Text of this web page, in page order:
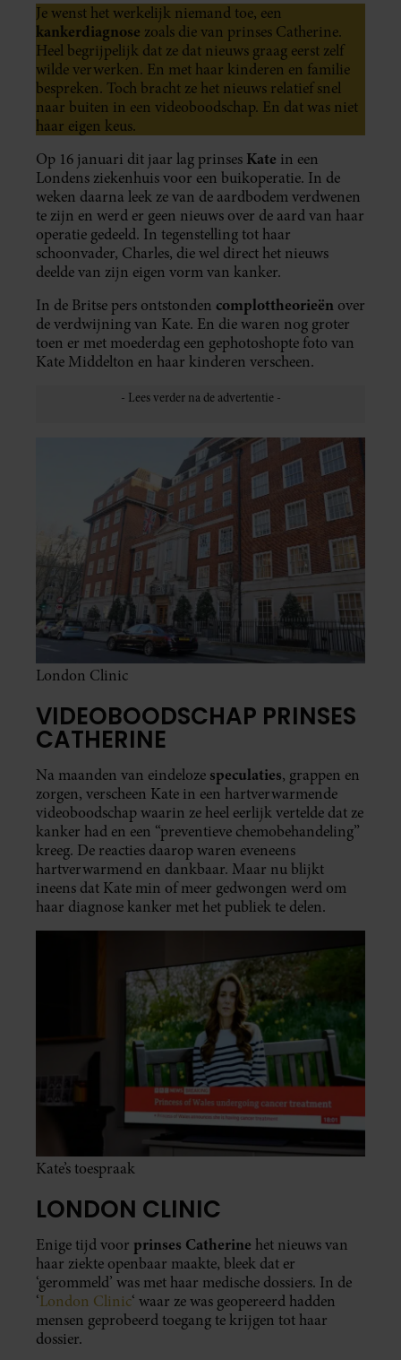
Je wenst het werkelijk niemand toe, een
kankerdiagnose zoals die van prinses Catherine.
Heel begrijpelijk dat ze dat nieuws graag eerst zelf
wilde verwerken. En met haar kinderen en familie
bespreken. Toch bracht ze het nieuws relatief snel
naar buiten in een videoboodschap. En dat was niet
haar eigen keus.
Op 16 januari dit jaar lag prinses Kate in een
Londens ziekenhuis voor een buikoperatie. In de
weken daarna leek ze van de aardbodem verdwenen
te zijn en werd er geen nieuws over de aard van haar
operatie gedeeld. In tegenstelling tot haar
schoonvader, Charles, die wel direct het nieuws
deelde van zijn eigen vorm van kanker.
In de Britse pers ontstonden complottheorieën over
de verdwijning van Kate. En die waren nog groter
toen er met moederdag een gephotoshopte foto van
Kate Middelton en haar kinderen verscheen.
London Clinic
VIDEOBOODSCHAP PRINSES
CATHERINE
Na maanden van eindeloze speculaties, grappen en
zorgen, verscheen Kate in een hartverwarmende
videoboodschap waarin ze heel eerlijk vertelde dat ze
kanker had en een “preventieve chemobehandeling”
kreeg. De reacties daarop waren eveneens
hartverwarmend en dankbaar. Maar nu blijkt
ineens dat Kate min of meer gedwongen werd om
haar diagnose kanker met het publiek te delen.
Kate’s toespraak
LONDON CLINIC
Enige tijd voor prinses Catherine het nieuws van
haar ziekte openbaar maakte, bleek dat er
‘gerommeld’ was met haar medische dossiers. In de
‘London Clinic‘ waar ze was geopereerd hadden
mensen geprobeerd toegang te krijgen tot haar
dossier.